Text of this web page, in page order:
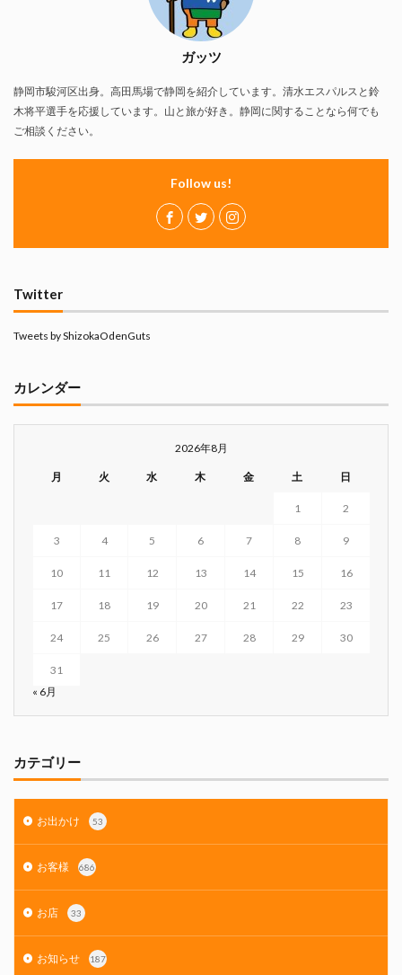
ガッツ
静岡市駿河区出身。高田馬場で静岡を紹介しています。清水エスパルスと鈴
木将平選手を応援しています。山と旅が好き。静岡に関することなら何でも
ご相談ください。
Follow us!
Twitter
Tweets by ShizokaOdenGuts
カレンダー
2026年8月
月 火 水 木 金 土 日
1 2
3 4 5 6 7 8 9
10 11 12 13 14 15 16
17 18 19 20 21 22 23
24 25 26 27 28 29 30
31
« 6月
カテゴリー
お出かけ 53
お客様 686
お店 33
お知らせ 187